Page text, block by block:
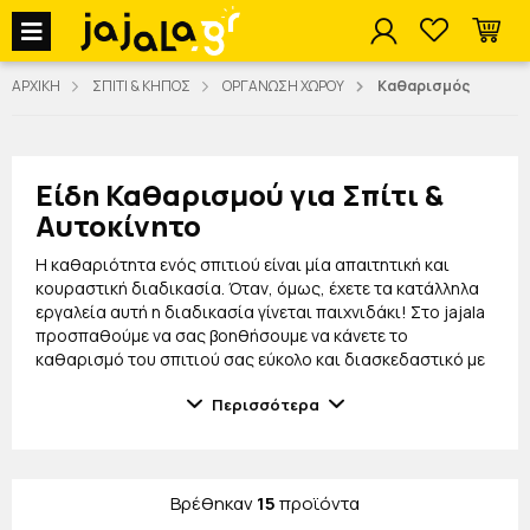
jajala Menu
ΑΡΧΙΚΗ ΣΠΙΤΙ & ΚΗΠΟΣ ΟΡΓΑΝΩΣΗ ΧΩΡΟΥ Καθαρισμός
Είδη Καθαρισμού για Σπίτι &
Αυτοκίνητο
Η καθαριότητα ενός σπιτιού είναι μία απαιτητική και
κουραστική διαδικασία. Όταν, όμως, έχετε τα κατάλληλα
εργαλεία αυτή η διαδικασία γίνεται παιχνιδάκι! Στο jajala
προσπαθούμε να σας βοηθήσουμε να κάνετε το
καθαρισμό του σπιτιού σας εύκολο και διασκεδαστικό με
ρυθμιζόμενες σκούπες για τοίχο,
τη καθαριότητα του σπιτιού μία πιο εύκολη διαδικασία.
Περισσότερα
Βρέθηκαν15προϊόντα